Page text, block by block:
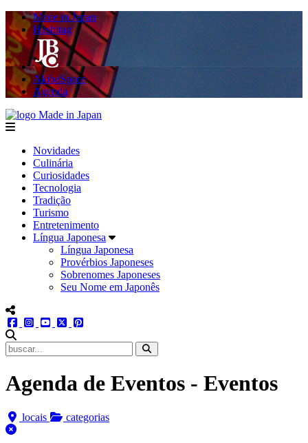
Made in Japan
Hashitag
AkibaSpace
Agenda
menu
Novidades
Culinária
Curiosidades
Tecnologia
Tradição
Turismo
Entretenimento
Língua Japonesa
Língua Japonesa
Provérbios Japoneses
Sobrenomes Japoneses
Seu Nome em Japonês
menu redes social
facebookinstagram
youtube
twitter
Agenda de Eventos - Eventos
locais
categorias
fechar